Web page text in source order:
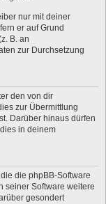
nur mit deiner
er auf Grund
B. an
zur Durchsetzung
den von dir
zur Übermittlung
Darüber hinaus dürfen
in deinem
die phpBB-Software
seiner Software weitere
gesondert